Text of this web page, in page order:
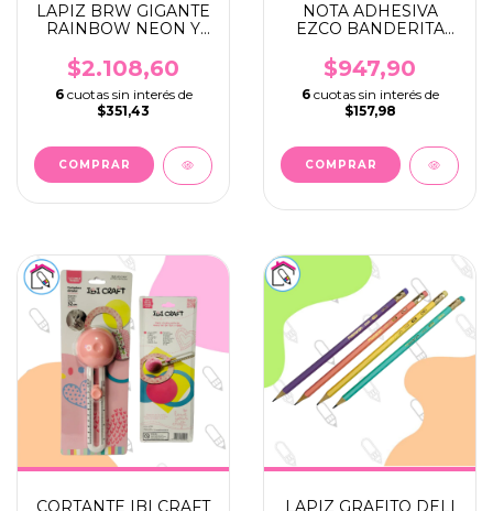
LAPIZ BRW GIGANTE
RAINBOW NEON Y
$2.108,60
6 cuotas sin interés de
$351,43
COMPRAR
NOTA ADHESIVA
EZCO BANDERITA
$947,90
6 cuotas sin interés de
$157,98
CORTANTE IBI CRAFT
LAPIZ GRAFITO DELI